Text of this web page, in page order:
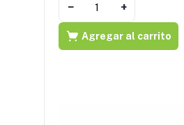
− +
Agregar al carrito